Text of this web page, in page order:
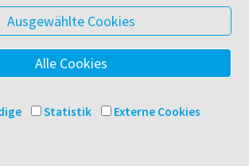
Barrierefreiheit
Verlags- und Buchhandels AG
Ausgewählte Cookies
Alle Cookies
Statistik Externe Cookies